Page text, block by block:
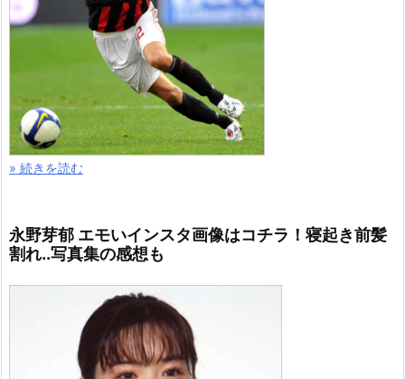
» 続きを読む
永野芽郁 エモいインスタ画像はコチラ！寝起き前髪
割れ..写真集の感想も